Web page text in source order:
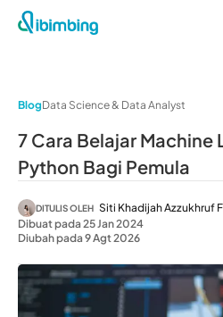
BlogData Science & Data Analyst
7 Cara Belajar Machine
Python Bagi Pemula
DITULIS OLEH Siti Khadijah Azzukhruf
Dibuat pada 25 Jan 2024
Diubah pada 9 Agt 2026